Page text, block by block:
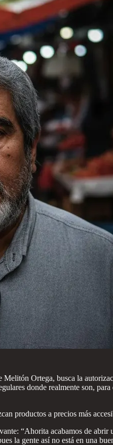
Ortega, busca la
donde realmente son,
productos a precios más
“Ahorita acabamos de
la gente así no está en una